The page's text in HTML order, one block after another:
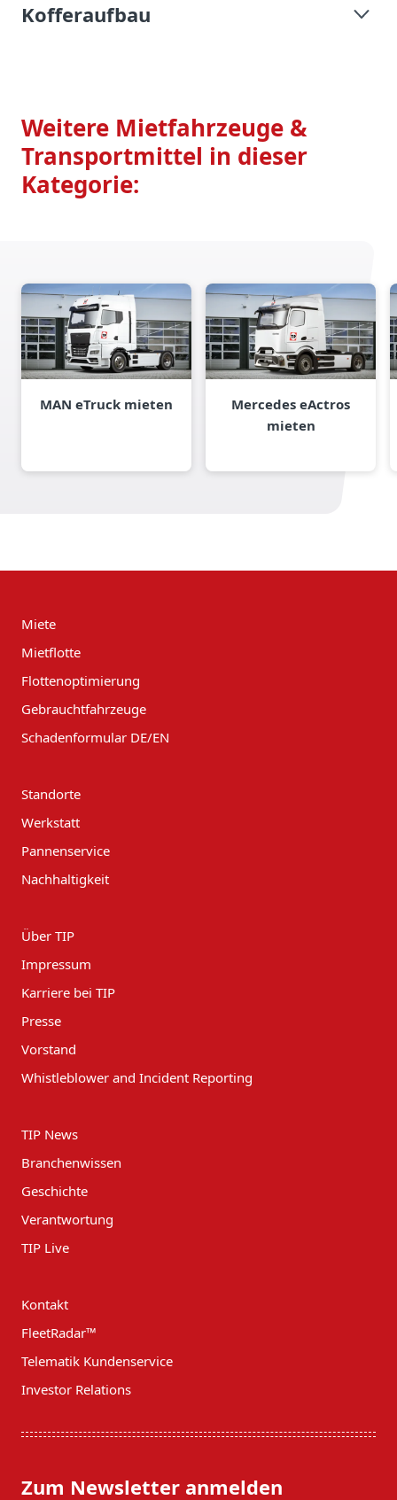
Kofferaufbau
Weitere Mietfahrzeuge &
Transportmittel in dieser
Kategorie:
MAN eTruck mieten
Mercedes eActros
mieten
Miete
Mietflotte
Flottenoptimierung
Gebrauchtfahrzeuge
Schadenformular DE/EN
Standorte
Werkstatt
Pannenservice
Nachhaltigkeit
Über TIP
Impressum
Karriere bei TIP
Presse
Vorstand
Whistleblower and Incident Reporting
TIP News
Branchenwissen
Geschichte
Verantwortung
TIP Live
Kontakt
FleetRadar™
Telematik Kundenservice
Investor Relations
Zum Newsletter anmelden